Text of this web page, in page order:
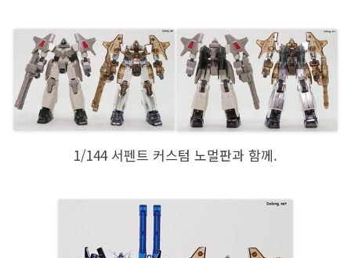
1/144 서펜트 커스텀 노멀판과 함께.